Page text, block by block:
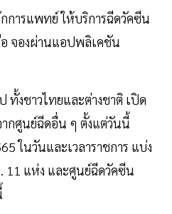
การแพทย์​ ให้บริการฉีดวัคซีน
จองผ่านแอปพลิเคชัน
งชาวไทยและต่างชาติ เปิด
กศูนย์ฉีดอื่น ๆ ตั้งแต่วันนี้
ในวันและเวลาราชการ แบ่ง
11 แห่ง และศูนย์ฉีดวัคซีน